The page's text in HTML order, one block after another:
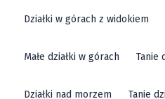
Działki w górach z widokiem
Małe działki w górach Tanie
Działki nad morzem Tanie